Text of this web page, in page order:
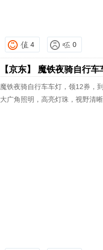
4 0
【京东】 魔铁夜骑自行
魔铁夜骑自行车车灯，领12券，
大广角照明，高亮灯珠，视野清